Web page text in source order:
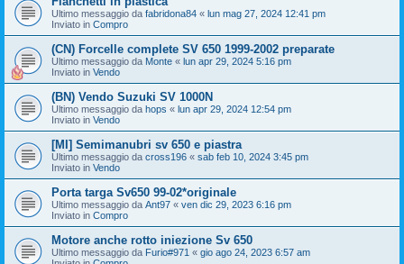
Ultimo messaggio da fabridona84 « lun mag 27, 2024 12:41 pm
Inviato in Compro
(CN) Forcelle complete SV 650 1999-2002 preparate
Ultimo messaggio da Monte « lun apr 29, 2024 5:16 pm
Inviato in Vendo
(BN) Vendo Suzuki SV 1000N
Ultimo messaggio da hops « lun apr 29, 2024 12:54 pm
Inviato in Vendo
[MI] Semimanubri sv 650 e piastra
Ultimo messaggio da cross196 « sab feb 10, 2024 3:45 pm
Inviato in Vendo
Porta targa Sv650 99-02*originale
Ultimo messaggio da Ant97 « ven dic 29, 2023 6:16 pm
Inviato in Compro
Motore anche rotto iniezione Sv 650
Ultimo messaggio da Furio#971 « gio ago 24, 2023 6:57 am